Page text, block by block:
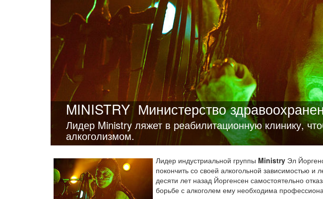
MINISTRY Министерство
Лидер Ministry ляжет в реабилитационную клинику,
алкоголизмом.
Лидер индустриальной группы Ministry Эл
покончить со своей алкогольной зависимостью и
десяти лет назад Йоргенсен самостоятельно
борьбе с алкоголем ему необходима